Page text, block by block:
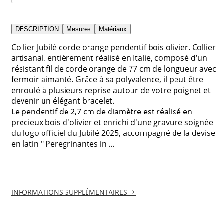
DESCRIPTION Mesures Matériaux
Collier Jubilé corde orange pendentif bois olivier. Collier
artisanal, entièrement réalisé en Italie, composé d'un
résistant fil de corde orange de 77 cm de longueur avec
fermoir aimanté. Grâce à sa polyvalence, il peut être
enroulé à plusieurs reprise autour de votre poignet et
devenir un élégant bracelet.
Le pendentif de 2,7 cm de diamètre est réalisé en
précieux bois d'olivier et enrichi d'une gravure soignée
du logo officiel du Jubilé 2025, accompagné de la devise
en latin " Peregrinantes in ...
INFORMATIONS SUPPLÉMENTAIRES